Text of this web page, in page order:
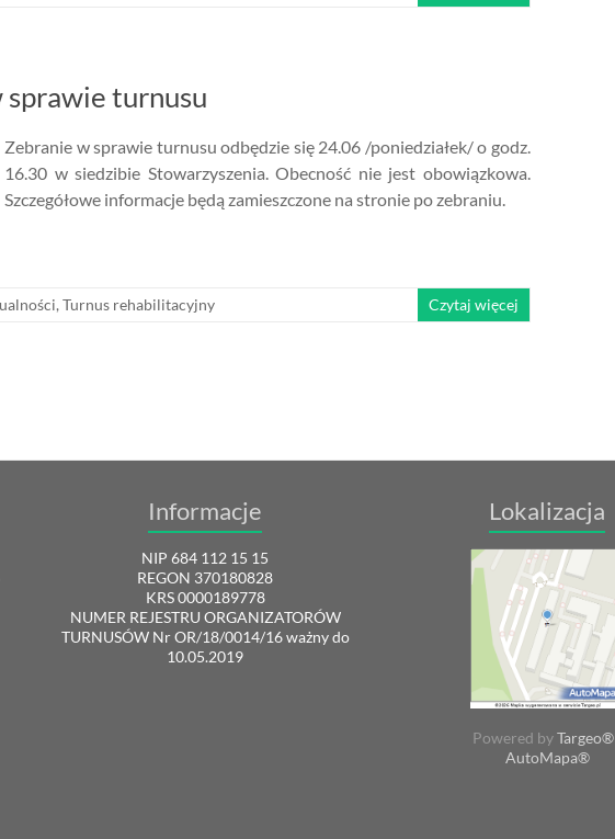
sprawie turnusu
Zebranie w sprawie turnusu odbędzie się 24.06 /poniedziałek/ o godz.
16.30 w siedzibie Stowarzyszenia. Obecność nie jest obowiązkowa.
Szczegółowe informacje będą zamieszczone na stronie po zebraniu.
, Turnus rehabilitacyjny Czytaj więcej
Informacje
NIP 684 112 15 15
REGON 370180828
KRS 0000189778
NUMER REJESTRU ORGANIZATORÓW
TURNUSÓW Nr OR/18/0014/16 ważny do
10.05.2019
Lokalizacja
Powered byTargeo®
AutoMapa®